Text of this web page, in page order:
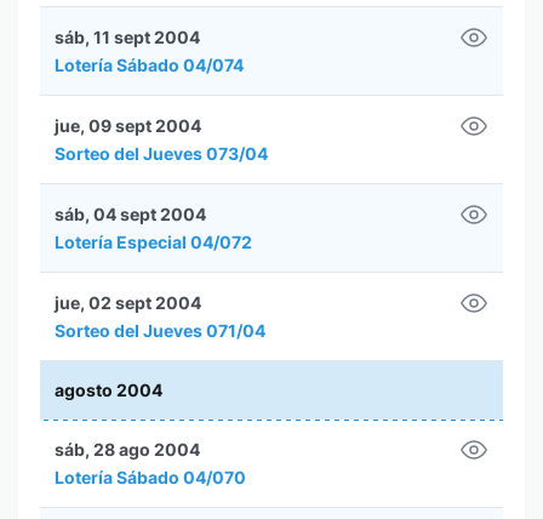
Lotería Sábado 04/074
sáb, 11 sept 2004
Sorteo del Jueves 073/04
jue, 09 sept 2004
Lotería Especial 04/072
sáb, 04 sept 2004
Sorteo del Jueves 071/04
jue, 02 sept 2004
agosto 2004
Lotería Sábado 04/070
sáb, 28 ago 2004